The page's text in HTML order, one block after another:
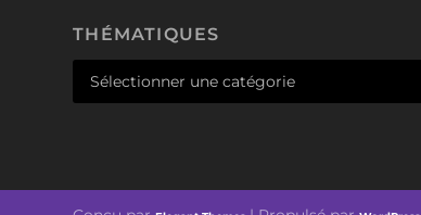
THÉMATIQUES